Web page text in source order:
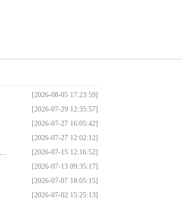
[2026-08-05 17:23:59]
[2026-07-29 12:35:57]
[2026-07-27 16:05:42]
[2026-07-27 12:02:12]
[2026-07-15 12:16:52]
[2026-07-13 09:35:17]
[2026-07-07 18:05:15]
[2026-07-02 15:25:13]